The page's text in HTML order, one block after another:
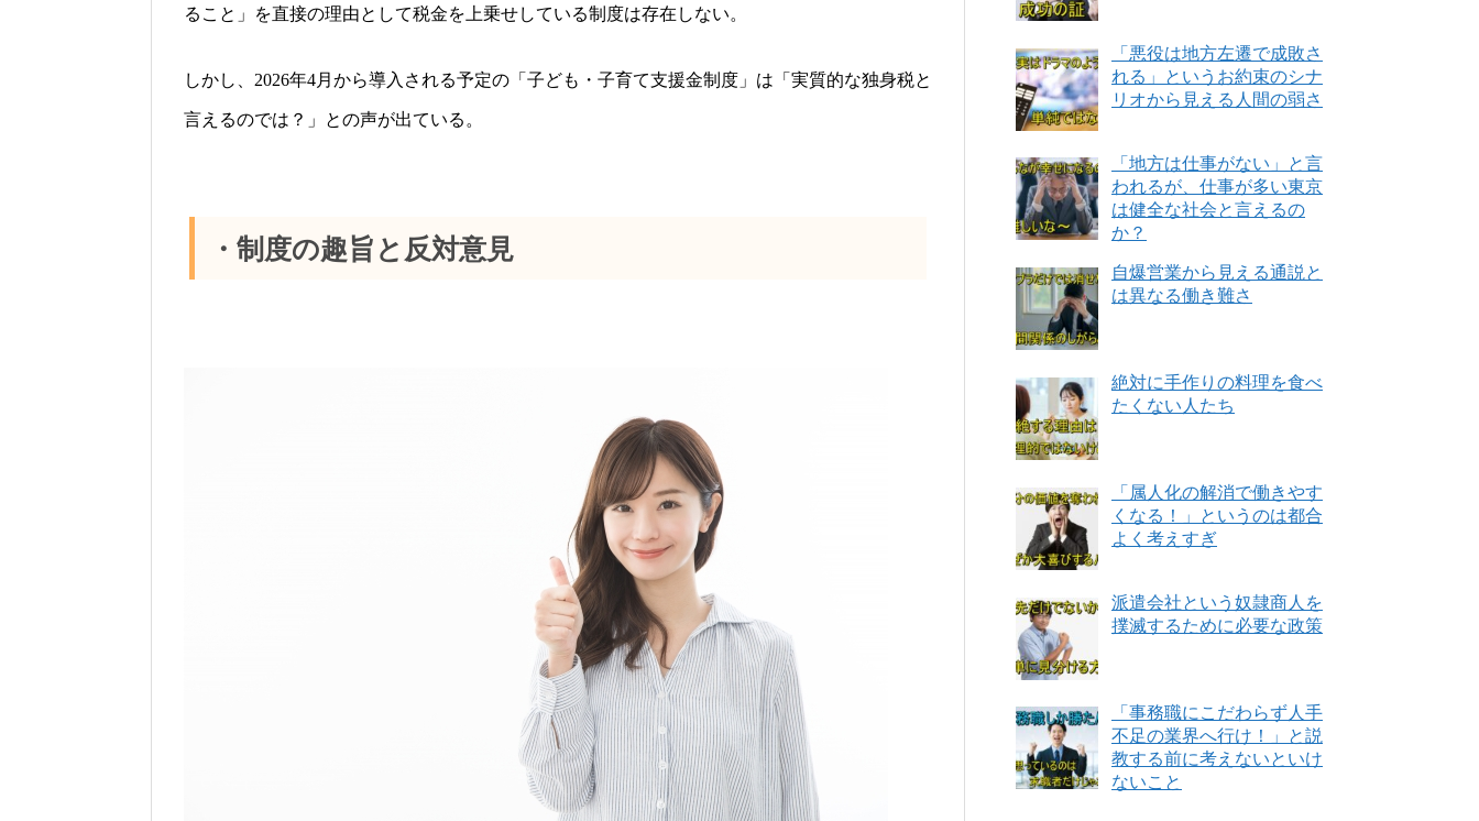
ること 」 を直接の理由として税金を上乗せしている制度は存在しない。
しかし、 2026年4月から導入される予定の 「 子ども・子育て支援金制度 」は「実質的な独身税と
言えるのでは？」との声が出ている。
・制度の趣旨と反対意見
「悪役は地方左遷で成敗さ
れる」というお約束のシナ
リオから見える人間の弱さ
「地方は仕事がない」と言
われるが、仕事が多い東京
は健全な社会と言えるの
か？
自爆営業から見える通説と
は異なる働き難さ
絶対に手作りの料理を食べ
たくない人たち
「属人化の解消で働きやす
くなる！」というのは都合
よく考えすぎ
派遣会社という奴隷商人を
撲滅するために必要な政策
「事務職にこだわらず人手
不足の業界へ行け！」と説
教する前に考えないといけ
ないこと